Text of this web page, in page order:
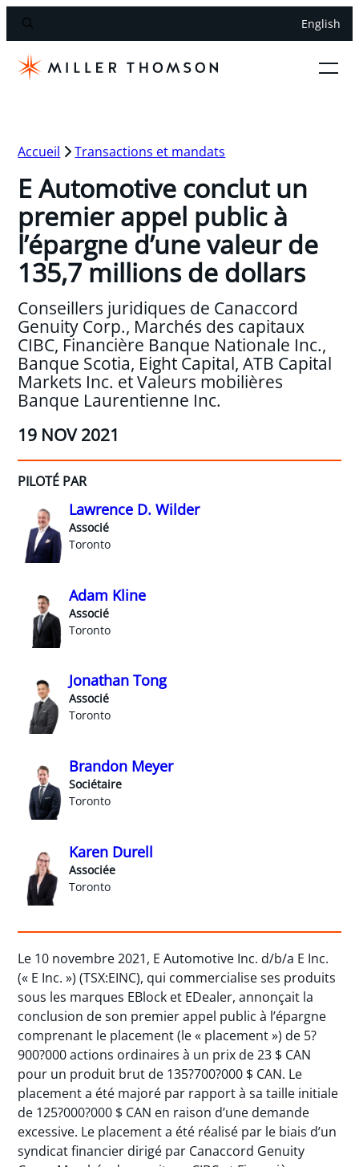
English
Accueil Transactions et mandats
E Automotive conclut un
premier appel public à
l’épargne d’une valeur de
135,7 millions de dollars
Conseillers juridiques de Canaccord
Genuity Corp., Marchés des capitaux
CIBC, Financière Banque Nationale Inc.,
Banque Scotia, Eight Capital, ATB Capital
Markets Inc. et Valeurs mobilières
Banque Laurentienne Inc.
19 NOV 2021
PILOTÉ PAR
Lawrence D. Wilder
Associé
Toronto
Adam Kline
Associé
Toronto
Jonathan Tong
Associé
Toronto
Brandon Meyer
Sociétaire
Toronto
Karen Durell
Associée
Toronto
Le 10 novembre 2021, E Automotive Inc. d/b/a E Inc.
(« E Inc. ») (TSX:EINC), qui commercialise ses produits
sous les marques EBlock et EDealer, annonçait la
conclusion de son premier appel public à l’épargne
comprenant le placement (le « placement ») de 5?
900?000 actions ordinaires à un prix de 23 $ CAN
pour un produit brut de 135?700?000 $ CAN. Le
placement a été majoré par rapport à sa taille initiale
de 125?000?000 $ CAN en raison d’une demande
excessive. Le placement a été réalisé par le biais d’un
syndicat financier dirigé par Canaccord Genuity